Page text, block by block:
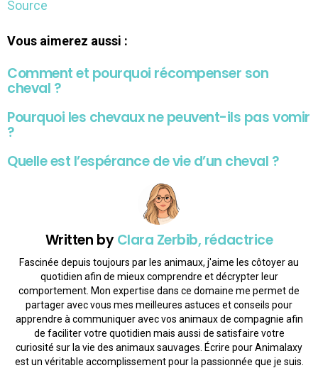
Source
Vous aimerez aussi :
Comment et pourquoi récompenser son
cheval ?
Pourquoi les chevaux ne peuvent-ils pas vomir
?
Quelle est l’espérance de vie d’un cheval ?
Written byClara Zerbib, rédactrice
Fascinée depuis toujours par les animaux, j'aime les côtoyer au
quotidien afin de mieux comprendre et décrypter leur
comportement. Mon expertise dans ce domaine me permet de
partager avec vous mes meilleures astuces et conseils pour
apprendre à communiquer avec vos animaux de compagnie afin
de faciliter votre quotidien mais aussi de satisfaire votre
curiosité sur la vie des animaux sauvages. Écrire pour Animalaxy
est un véritable accomplissement pour la passionnée que je suis.